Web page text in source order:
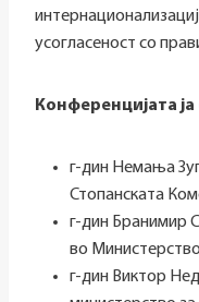
усогласеност со
Конференцијата ја
г-дин Немања
Стопанската
г-дин Бранимир
во
г-дин Виктор